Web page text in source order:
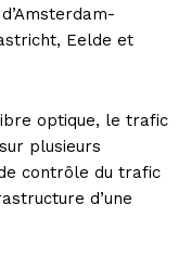
Eelde et
optique, le trafic
plusieurs
contrôle du trafic
d’une